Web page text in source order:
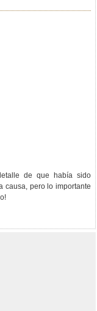
de que había sido
causa, pero lo importante